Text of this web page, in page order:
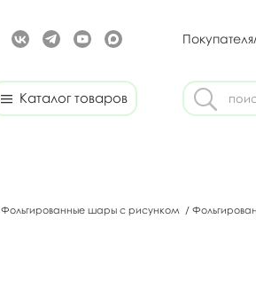
Каталог товаров
Фольгированные шары с рисунком /